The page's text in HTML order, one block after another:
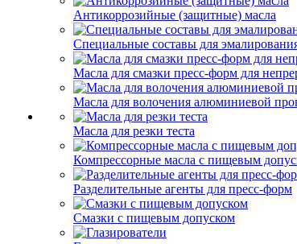
Антикоррозийные (защитные) масла
Специальные составы для
Масла для смазки пресс-форм для
Масла для волочения алюминиевой
Масла для резки теста
Компрессорные масла с пищевым
Разделительные агенты для пресс-форм
Смазки с пищевым допуском